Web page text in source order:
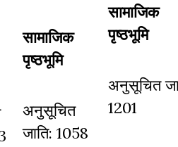
सामाजिक
पृष्ठभूमि
अनुसूचित
जाति: 1058
सामाजिक
पृष्ठभूमि
अनुसूचित
1201